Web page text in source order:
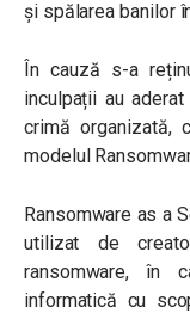
și spălarea banilor
În cauză s-a
inculpații au
crimă organizată,
modelul
Ransomware as a
utilizat de
ransomware, în
informatică cu